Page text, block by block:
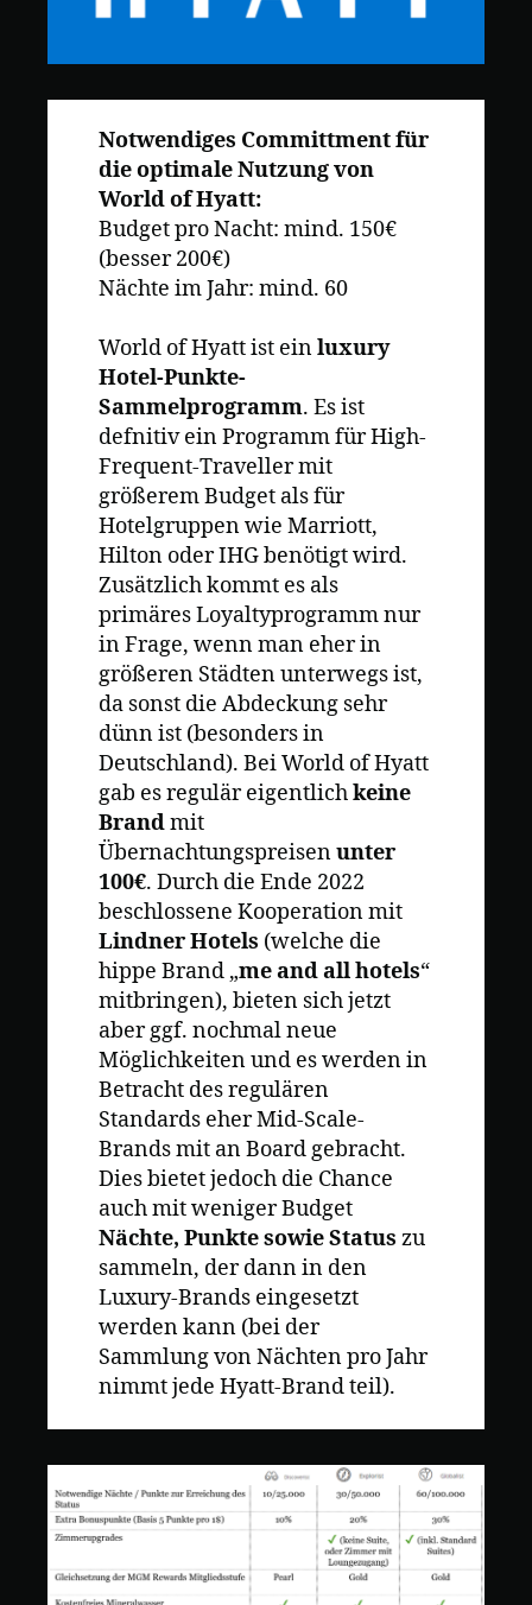
Notwendiges Committment für
die optimale Nutzung von
World of Hyatt:
Budget pro Nacht: mind. 150€
(besser 200€)
Nächte im Jahr: mind. 60
World of Hyatt ist einluxury
Hotel-Punkte-
Sammelprogramm. Es ist
defnitiv ein Programm für High-
Frequent-Traveller mit
größerem Budget als für
Hotelgruppen wie Marriott,
Hilton oder IHG benötigt wird.
Zusätzlich kommt es als
primäres Loyaltyprogramm nur
in Frage, wenn man eher in
größeren Städten unterwegs ist,
da sonst die Abdeckung sehr
dünn ist (besonders in
Deutschland). Bei World of Hyatt
gab es regulär eigentlichkeine
Brandmit
Übernachtungspreisenunter
100€. Durch die Ende 2022
beschlossene Kooperation mit
Lindner Hotels (welche die
hippe Brand „me and all hotels“
mitbringen), bieten sich jetzt
aber ggf. nochmal neue
Möglichkeiten und es werden in
Betracht des regulären
Standards eher Mid-Scale-
Brands mit an Board gebracht.
Dies bietet jedoch die Chance
auch mit weniger Budget
Nächte, Punkte sowie Status zu
sammeln, der dann in den
Luxury-Brands eingesetzt
werden kann (bei der
Sammlung von Nächten pro Jahr
nimmt jede Hyatt-Brand teil).